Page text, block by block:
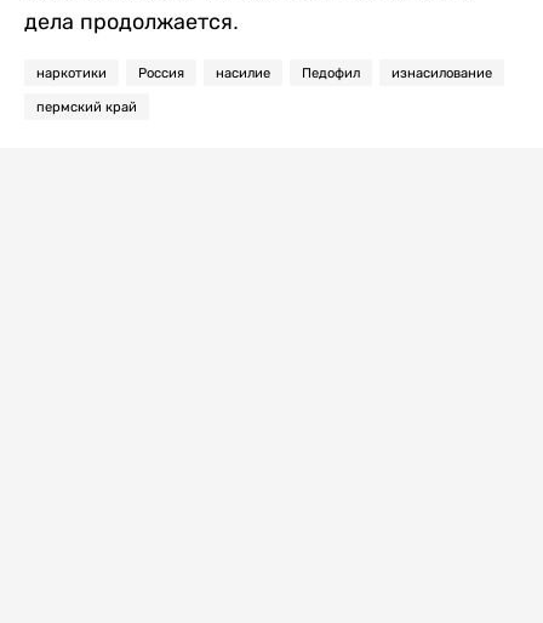
дела продолжается.
наркотики Россия насилие Педофил изнасилование
пермский край